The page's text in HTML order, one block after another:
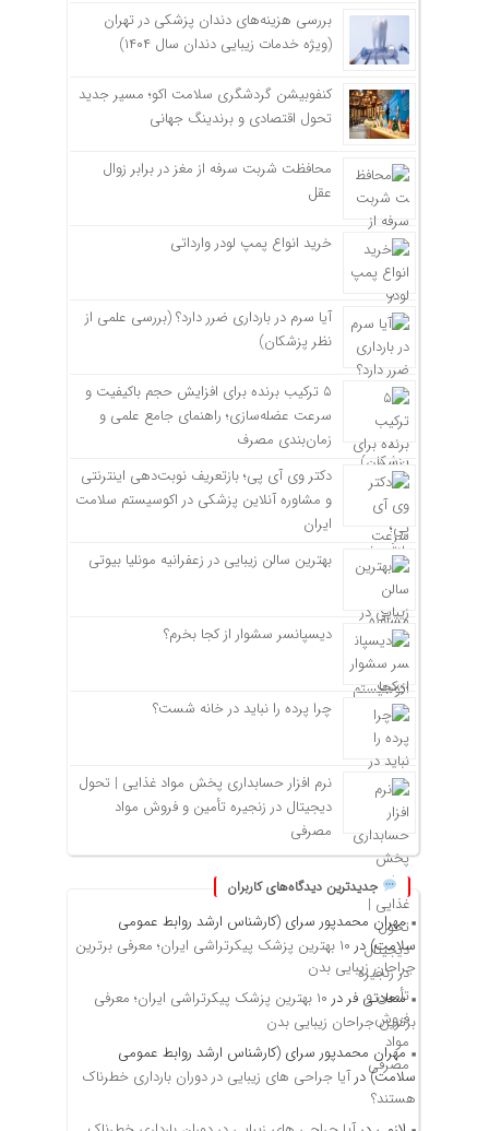
بررسی هزینه‌های دندان پزشکی در تهران
(ویژه خدمات زیبایی دندان سال ۱۴۰۴)
کنفوبیشن گردشگری سلامت اکو؛ مسیر جدید
تحول اقتصادی و برندینگ جهانی
محافظت شربت سرفه از مغز در برابر زوال
عقل
خرید انواع پمپ لودر وارداتی
آیا سرم در بارداری ضرر دارد؟ (بررسی علمی از
نظر پزشکان)
۵ ترکیب برنده برای افزایش حجم باکیفیت و
سرعت عضله‌سازی؛ راهنمای جامع علمی و
زمان‌بندی مصرف
دکتر وی آی پی؛ بازتعریف نوبت‌دهی اینترنتی
و مشاوره آنلاین پزشکی در اکوسیستم سلامت
ایران
بهترین سالن زیبایی در زعفرانیه مونلیا بیوتی
دیسپانسر سشوار از کجا بخرم؟
چرا پرده را نباید در خانه شست؟
نرم افزار حسابداری پخش مواد غذایی | تحول
دیجیتال در زنجیره تأمین و فروش مواد
مصرفی
جدیدترین دیدگاه‌های کاربران
مهران محمدپور سرای (کارشناس ارشد روابط عمومی
سلامت)در
۱۰ بهترین پزشک پیکرتراشی ایران؛ معرفی برترین
جراحان زیبایی بدن
سعادتی فر در
۱۰ بهترین پزشک پیکرتراشی ایران؛ معرفی
برترین جراحان زیبایی بدن
مهران محمدپور سرای (کارشناس ارشد روابط عمومی
سلامت)در آیا جراحی های زیبایی در دوران بارداری خطرناک
هستند؟